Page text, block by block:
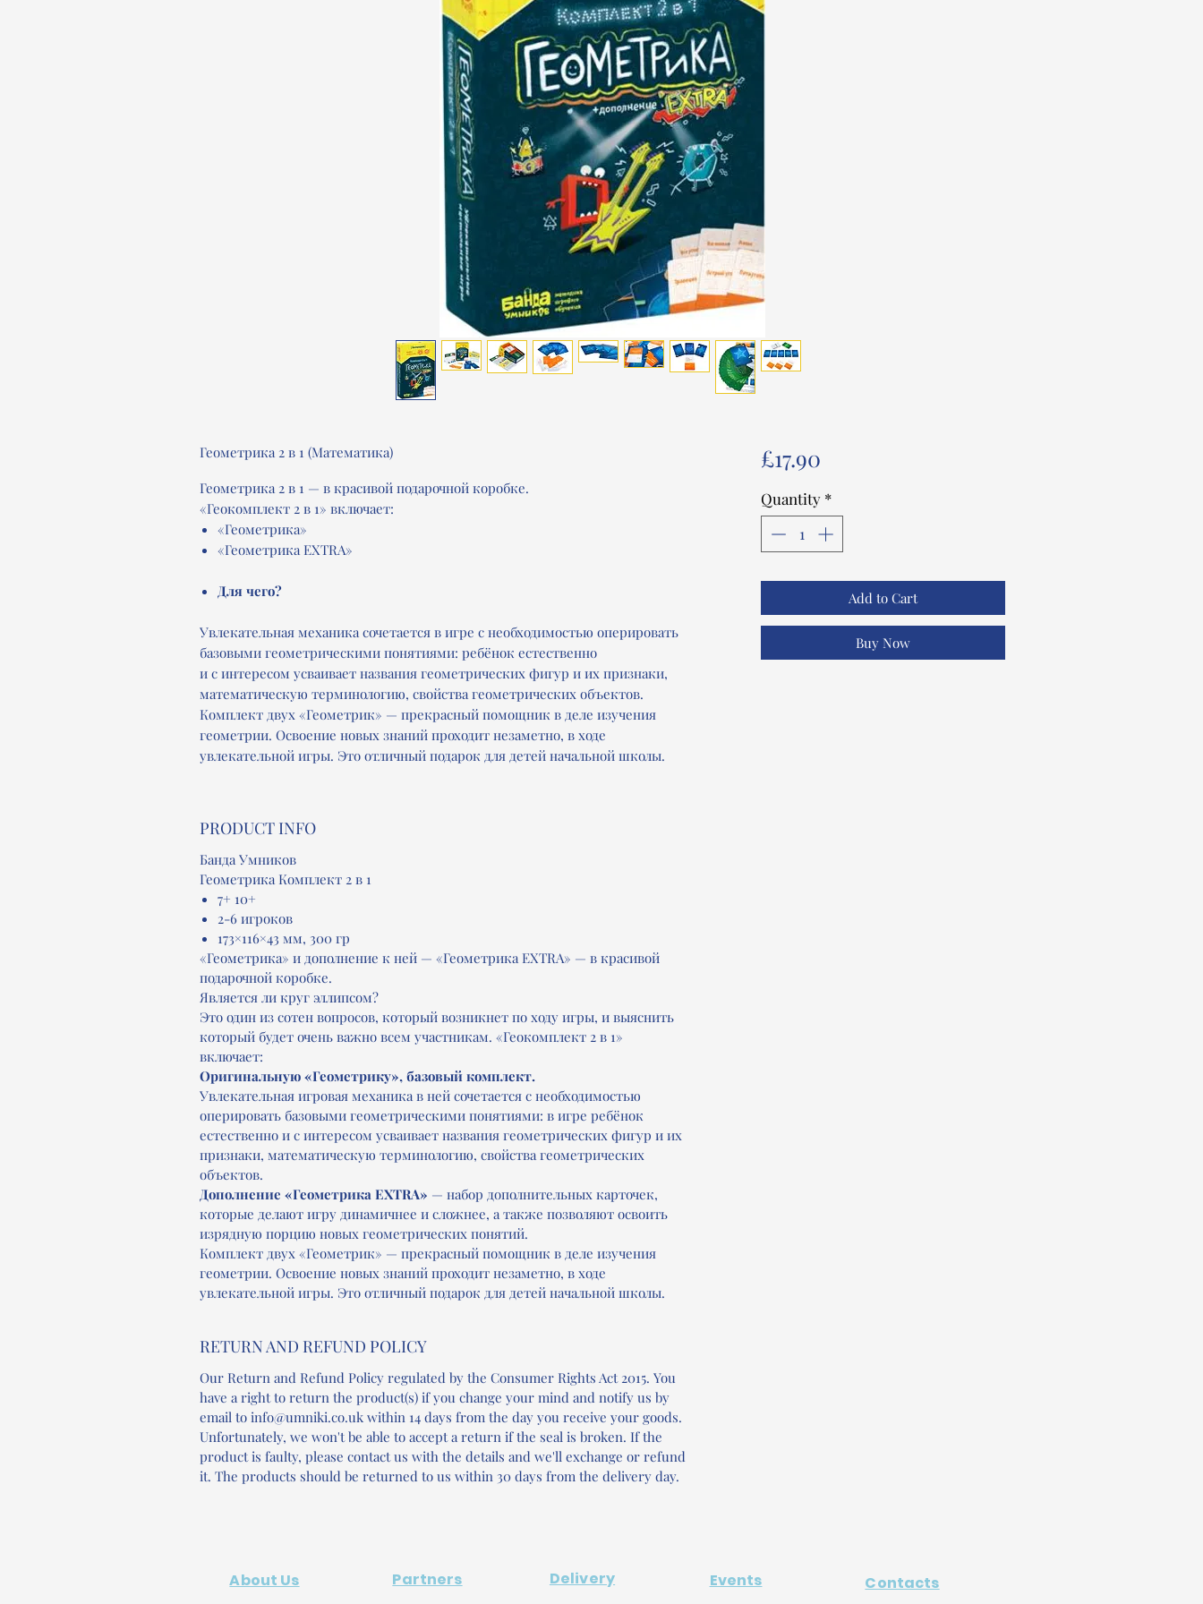
Геометрика 2 в 1 (Математика)
Геометрика 2 в 1 — в красивой подарочной коробке.
«Геокомплект 2 в 1» включает:
«Геометрика»
«Геометрика EXTRA»
Для чего?
Увлекательная механика сочетается в игре с необходимостью оперировать
базовыми геометрическими понятиями: ребёнок естественно
и с интересом усваивает названия геометрических фигур и их признаки,
математическую терминологию, свойства геометрических объектов.
Комплект двух «Геометрик» — прекрасный помощник в деле изучения
геометрии. Освоение новых знаний проходит незаметно, в ходе
увлекательной игры. Это отличный подарок для детей начальной школы.
PRODUCT INFO
Банда Умников
Геометрика Комплект 2 в 1
7+ 10+
2-6 игроков
173×116×43 мм, 300 гр
«Геометрика» и дополнение к ней — «Геометрика EXTRA» — в красивой
подарочной коробке.
Является ли круг эллипсом?
Это один из сотен вопросов, который возникнет по ходу игры, и выяснить
который будет очень важно всем участникам. «Геокомплект 2 в 1»
включает:
Оригинальную «Геометрику», базовый комплект.
Увлекательная игровая механика в ней сочетается с необходимостью
оперировать базовыми геометрическими понятиями: в игре ребёнок
естественно и с интересом усваивает названия геометрических фигур и их
признаки, математическую терминологию, свойства геометрических
объектов.
Дополнение «Геометрика EXTRA» — набор дополнительных карточек,
которые делают игру динамичнее и сложнее, а также позволяют освоить
изрядную порцию новых геометрических понятий.
Комплект двух «Геометрик» — прекрасный помощник в деле изучения
геометрии. Освоение новых знаний проходит незаметно, в ходе
увлекательной игры. Это отличный подарок для детей начальной школы.
RETURN AND REFUND POLICY
Our Return and Refund Policy regulated by the Consumer Rights Act 2015. You
have a right to return the product(s) if you change your mind and notify us by
email to info@umniki.co.uk within 14 days from the day you receive your goods.
Unfortunately, we won't be able to accept a return if the seal is broken. If the
product is faulty, please contact us with the details and we'll exchange or refund
it. The products should be returned to us within 30 days from the delivery day.
£17.90Price
Quantity *
Add to Cart
Buy Now
About Us Partners Delivery Events Contacts